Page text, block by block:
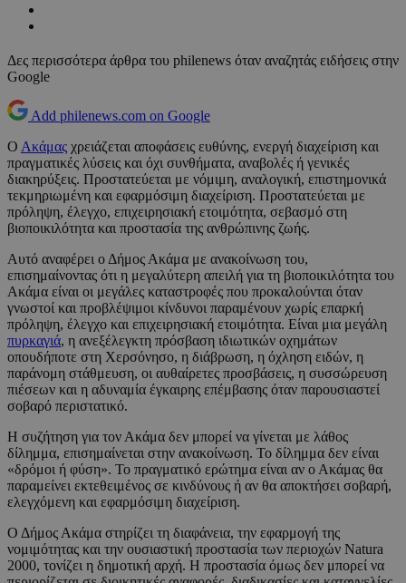
Δες περισσότερα άρθρα του philenews όταν αναζητάς ειδήσεις στην
Google
Add philenews.com on Google
Ο Ακάμας χρειάζεται αποφάσεις ευθύνης, ενεργή διαχείριση και
πραγματικές λύσεις και όχι συνθήματα, αναβολές ή γενικές
διακηρύξεις. Προστατεύεται με νόμιμη, αναλογική, επιστημονικά
τεκμηριωμένη και εφαρμόσιμη διαχείριση. Προστατεύεται με
πρόληψη, έλεγχο, επιχειρησιακή ετοιμότητα, σεβασμό στη
βιοποικιλότητα και προστασία της ανθρώπινης ζωής.
Αυτό αναφέρει ο Δήμος Ακάμα με ανακοίνωση του,
επισημαίνοντας ότι η μεγαλύτερη απειλή για τη βιοποικιλότητα του
Ακάμα είναι οι μεγάλες καταστροφές που προκαλούνται όταν
γνωστοί και προβλέψιμοι κίνδυνοι παραμένουν χωρίς επαρκή
πρόληψη, έλεγχο και επιχειρησιακή ετοιμότητα. Είναι μια μεγάλη
πυρκαγιά, η ανεξέλεγκτη πρόσβαση ιδιωτικών οχημάτων
οπουδήποτε στη Χερσόνησο, η διάβρωση, η όχληση ειδών, η
παράνομη στάθμευση, οι αυθαίρετες προσβάσεις, η συσσώρευση
πιέσεων και η αδυναμία έγκαιρης επέμβασης όταν παρουσιαστεί
σοβαρό περιστατικό.
Η συζήτηση για τον Ακάμα δεν μπορεί να γίνεται με λάθος
δίλημμα, επισημαίνεται στην ανακοίνωση. Το δίλημμα δεν είναι
«δρόμοι ή φύση». Το πραγματικό ερώτημα είναι αν ο Ακάμας θα
παραμείνει εκτεθειμένος σε κινδύνους ή αν θα αποκτήσει σοβαρή,
ελεγχόμενη και εφαρμόσιμη διαχείριση.
Ο Δήμος Ακάμα στηρίζει τη διαφάνεια, την εφαρμογή της
νομιμότητας και την ουσιαστική προστασία των περιοχών Natura
2000, τονίζει η δημοτική αρχή. Η προστασία όμως δεν μπορεί να